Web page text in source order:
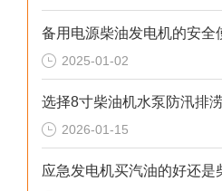
2025-01-02
选择8寸柴油机水泵防汛排
2026-01-15